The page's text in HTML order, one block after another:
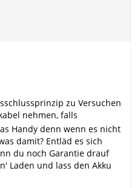
zu Versuchen
nehmen, falls
Handy denn wenn es nicht
damit? Entläd es sich
du noch Garantie drauf
Laden und lass den Akku